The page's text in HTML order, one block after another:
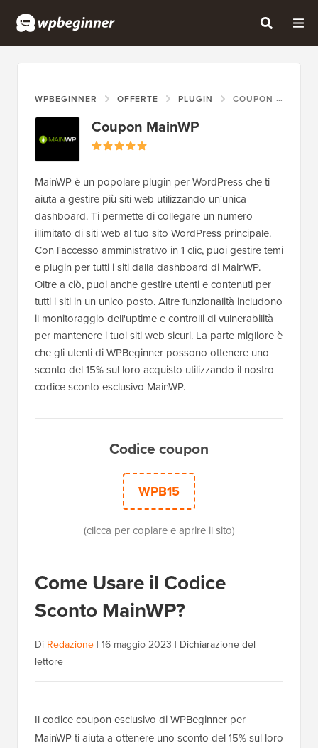
WPBEGINNER OFFERTE PLUGIN COUPON MAINWP
Coupon MainWP
MainWP è un popolare plugin per WordPress che ti
aiuta a gestire più siti web utilizzando un'unica
dashboard. Ti permette di collegare un numero
illimitato di siti web al tuo sito WordPress principale.
Con l'accesso amministrativo in 1 clic, puoi gestire temi
e plugin per tutti i siti dalla dashboard di MainWP.
Oltre a ciò, puoi anche gestire utenti e contenuti per
tutti i siti in un unico posto. Altre funzionalità includono
il monitoraggio dell'uptime e controlli di vulnerabilità
per mantenere i tuoi siti web sicuri. La parte migliore è
che gli utenti di WPBeginner possono ottenere uno
sconto del 15% sul loro acquisto utilizzando il nostro
codice sconto esclusivo MainWP.
Codice coupon
WPB15
(clicca per copiare e aprire il sito)
Come Usare il Codice
Sconto MainWP?
Di Redazione | 16 maggio 2023 | Dichiarazione del
lettore
Il codice coupon esclusivo di WPBeginner per
MainWP ti aiuta a ottenere uno sconto del 15% sul loro